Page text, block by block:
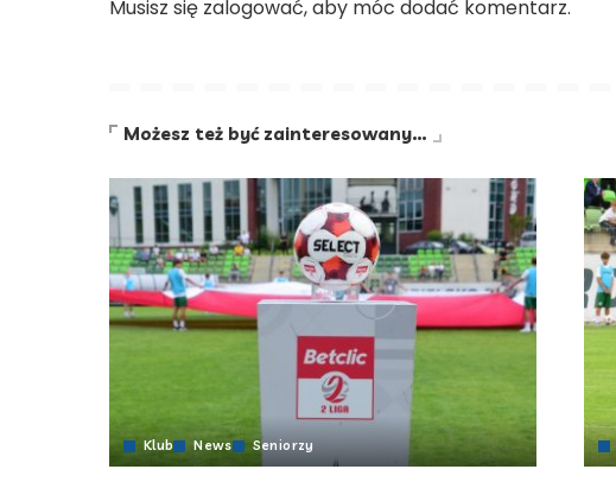
Musisz się zalogować, aby móc dodać komentarz.
Możesz też być zainteresowany…
Klub News Seniorzy